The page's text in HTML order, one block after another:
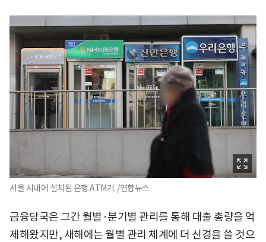
서울 시내에 설치된 은행 ATM기. /연합뉴스
금융당국은 그간 월별·분기별 관리를 통해 대출 총량을 억
제해왔지만, 새해에는 월별 관리 체계에 더 신경을 쓸 것으